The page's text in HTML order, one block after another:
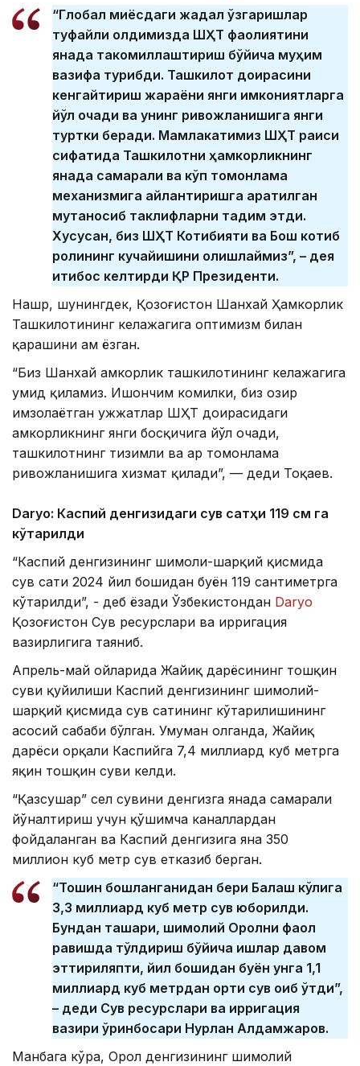
“Глобал миқёсдаги жадал ўзгаришлар
туфайли олдимизда ШҲТ фаолиятини
янада такомиллаштириш бўйича муҳим
вазифа турибди. Ташкилот доирасини
кенгайтириш жараёни янги имкониятларга
йўл очади ва унинг ривожланишига янги
туртки беради. Мамлакатимиз ШҲТ раиси
сифатида Ташкилотни ҳамкорликнинг
янада самарали ва кўп томонлама
механизмига айлантиришга қаратилган
мутаносиб таклифларни тақдим этди.
Хусусан, биз ШҲТ Котибияти ва Бош котиб
ролининг кучайишини олқишлаймиз”, – дея
иқтибос келтирди ҚР Президенти.
Нашр, шунингдек, Қозоғистон Шанхай Ҳамкорлик
Ташкилотининг келажагига оптимизм билан
қарашини ҳам ёзган.
“Биз Шанхай ҳамкорлик ташкилотининг келажагига
умид қиламиз. Ишончим комилки, биз ҳозир
имзолаётган ҳужжатлар ШҲТ доирасидаги
ҳамкорликнинг янги босқичига йўл очади,
ташкилотнинг тизимли ва ҳар томонлама
ривожланишига хизмат қилади”, — деди Тоқаев.
Daryo: Каспий денгизидаги сув сатҳи 119 см га
кўтарилди
“Каспий денгизининг шимоли-шарқий қисмида
сув сатҳи 2024 йил бошидан буён 119 сантиметрга
кўтарилди”, - деб ёзади Ўзбекистондан Daryo
Қозоғистон Сув ресурслари ва ирригация
вазирлигига таяниб.
Апрель-май ойларида Жайиқ дарёсининг тошқин
суви қуйилиши Каспий денгизининг шимолий-
шарқий қисмида сув сатҳининг кўтарилишининг
асосий сабаби бўлган. Умуман олганда, Жайиқ
дарёси орқали Каспийга 7,4 миллиард куб метрга
яқин тошқин суви келди.
“Қазсушар” сел сувини денгизга янада самарали
йўналтириш учун қўшимча каналлардан
фойдаланган ва Каспий денгизига яна 350
миллион куб метр сув етказиб берган.
“Тошқин бошланганидан бери Балқаш кўлига
3,3 миллиард куб метр сув юборилди.
Бундан ташқари, шимолий Оролни фаол
равишда тўлдириш бўйича ишлар давом
эттириляпти, йил бошидан буён унга 1,1
миллиард куб метрдан ортиқ сув оқиб ўтди”,
– деди Сув ресурслари ва ирригация
вазири ўринбосари Нурлан Алдамжаров.
Манбага кўра, Орол денгизининг шимолий